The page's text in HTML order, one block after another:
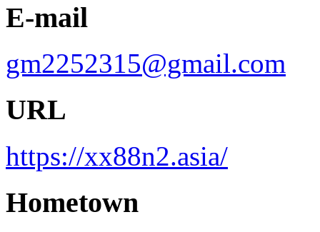
E-mail
gm2252315@gmail.com
URL
https://xx88n2.asia/
Hometown